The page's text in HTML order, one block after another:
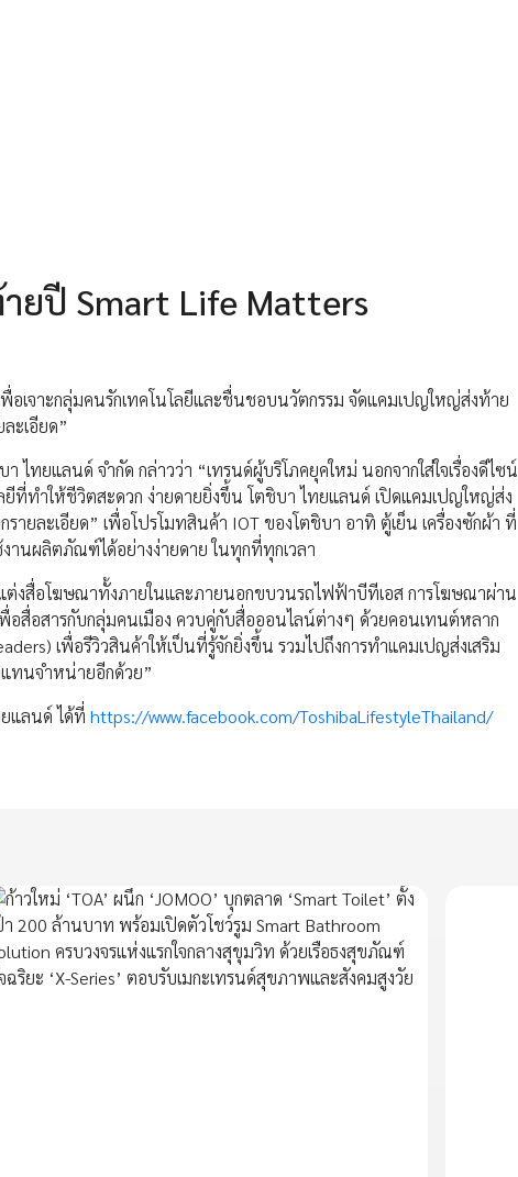
ยปี Smart Life Matters
เจาะกลุ่มคนรักเทคโนโลยีและชื่นชอบนวัตกรรม จัดแคมเปญใหญ่ส่งท้าย
ะเอียด”
ทยแลนด์ จำกัด กล่าวว่า “เทรนด์ผู้บริโภคยุคใหม่ นอกจากใส่ใจเรื่องดีไซน์
ที่ทำให้ชีวิตสะดวก ง่ายดายยิ่งขึ้น โตชิบา ไทยแลนด์ เปิดแคมเปญใหญ่ส่ง
ายละเอียด” เพื่อโปรโมทสินค้า IOT ของโตชิบา อาทิ ตู้เย็น เครื่องซักผ้า ที่
านผลิตภัณฑ์ได้อย่างง่ายดาย ในทุกที่ทุกเวลา
งสื่อโฆษณาทั้งภายในและภายนอกขบวนรถไฟฟ้าบีทีเอส การโฆษณาผ่าน
สื่อสารกับกลุ่มคนเมือง ควบคู่กับสื่อออนไลน์ต่างๆ ด้วยคอนเทนต์หลาก
เพื่อรีวิวสินค้าให้เป็นที่รู้จักยิ่งขึ้น รวมไปถึงการทำแคมเปญส่งเสริม
แทนจำหน่ายอีกด้วย”
แลนด์ ได้ที่ https://www.facebook.com/ToshibaLifestyleThailand/